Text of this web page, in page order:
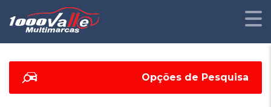
Opções de Pesquisa